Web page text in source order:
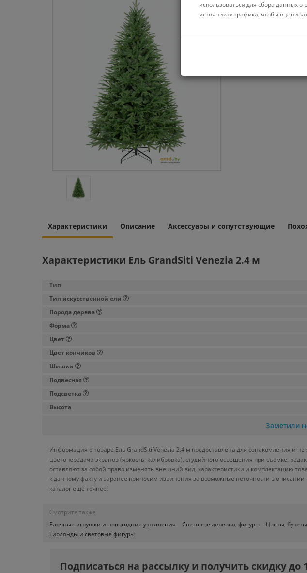
Характеристики Описание Аксессуары и сопутствующие
Характеристики Ель GrandSiti Venezia 2.4 м
Тип
Тип искусственной ели
Порода дерева
Форма
Цвет
Цвет кончиков
Шишки
Подвесная
Подсветка
Высота
Заметили
Информация о товаре Ель GrandSiti Venezia 2.4 м предоставлена для ознакомления и
цветопередачи экранов (яркость, калибровка), студийного освещения при съемке,
оставляют за собой право изменять внешний вид, характеристики и комплектацию
к данному факту и заранее приносим извинения за возможные неточности в
каталог еще точнее!
Смотрите также
Елочные игрушки и новогодние украшения
Световые деревья, фигуры Цветы, букеты
Гирлянды и световые фигуры
Подписаться на рассылку и получить скидку до
использоваться для сбора данных
источниках трафика, чтобы